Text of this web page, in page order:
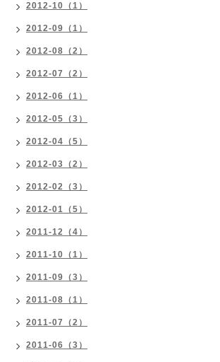
2012-10（1）
2012-09（1）
2012-08（2）
2012-07（2）
2012-06（1）
2012-05（3）
2012-04（5）
2012-03（2）
2012-02（3）
2012-01（5）
2011-12（4）
2011-10（1）
2011-09（3）
2011-08（1）
2011-07（2）
2011-06（3）